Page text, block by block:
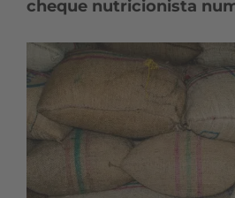
cheque nutricionista